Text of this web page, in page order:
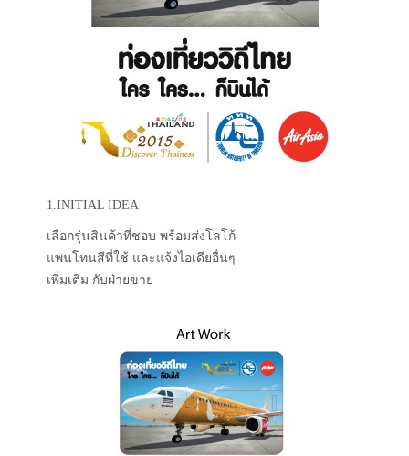
1.INITIAL IDEA
เลือกรุ่นสินค้าที่ชอบ พร้อมส่งโลโก้
แพนโทนสีที่ใช้ และแจ้งไอเดียอื่นๆ
เพิ่มเติม กับฝ่ายขาย